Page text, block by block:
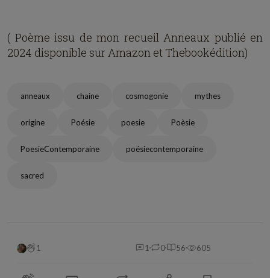
( Poème issu de mon recueil Anneaux publié en
2024 disponible sur Amazon et Thebookédition)
anneaux chaine cosmogonie mythes
origine Poésie poesie Poèsie
PoesieContemporaine poésiecontemporaine
sacred
1 1 0 56 605